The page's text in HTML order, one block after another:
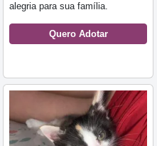
alegria para sua família.
Quero Adotar